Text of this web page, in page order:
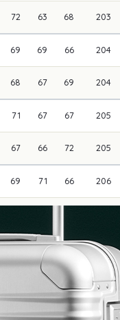
72 63 68 203
69 69 66 204
68 67 69 204
71 67 67 205
67 66 72 205
69 71 66 206